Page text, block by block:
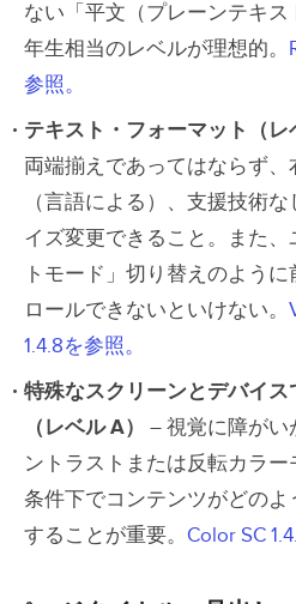
ない「平文（プレーンテキ
年生相当のレベルが理想的。
参照。
テキスト・フォーマット（レ
両端揃えであってはならず、
（言語による）、支援技術
イズ変更できること。また
トモード」切り替えのよう
ロールできないといけない。
1.4.8を参照。
特殊なスクリーンとデバイ
（レベル A）
– 視覚に障がい
ントラストまたは反転カラ
条件下でコンテンツがどのよ
することが重要。 Color SC